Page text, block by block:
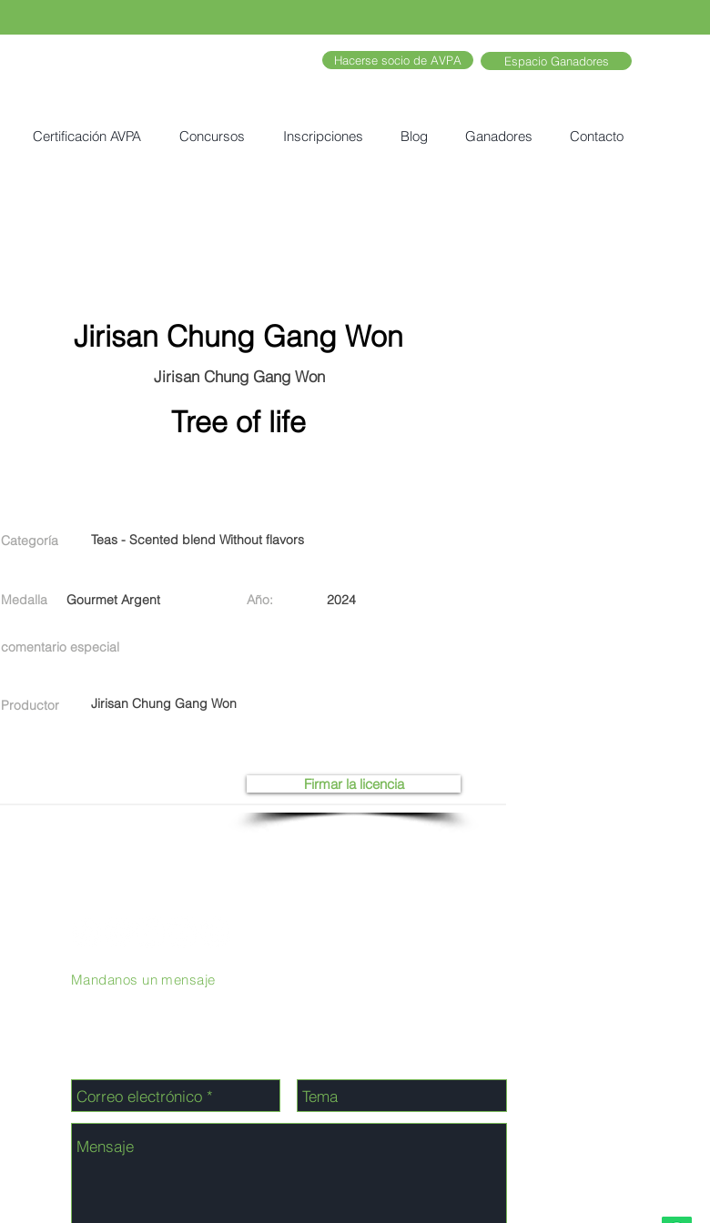
Hacerse socio de AVPA Espacio Ganadores
Certificación AVPA Concursos Inscripciones Blog Ganadores Contacto
Jirisan Chung Gang Won
Jirisan Chung Gang Won
Tree of life
Categoría Teas - Scented blend Without flavors
Medalla Gourmet Argent Año: 2024
comentario especial
Productor Jirisan Chung Gang Won
Firmar la licencia
Mandanos un mensaje